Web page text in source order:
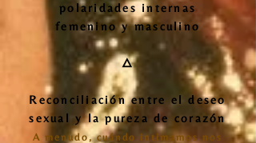
polaridades internas
femenino y masculino
🜂
Reconciliación entre el deseo
sexual y la pureza de corazón
A menudo, cuándo intimamos nos